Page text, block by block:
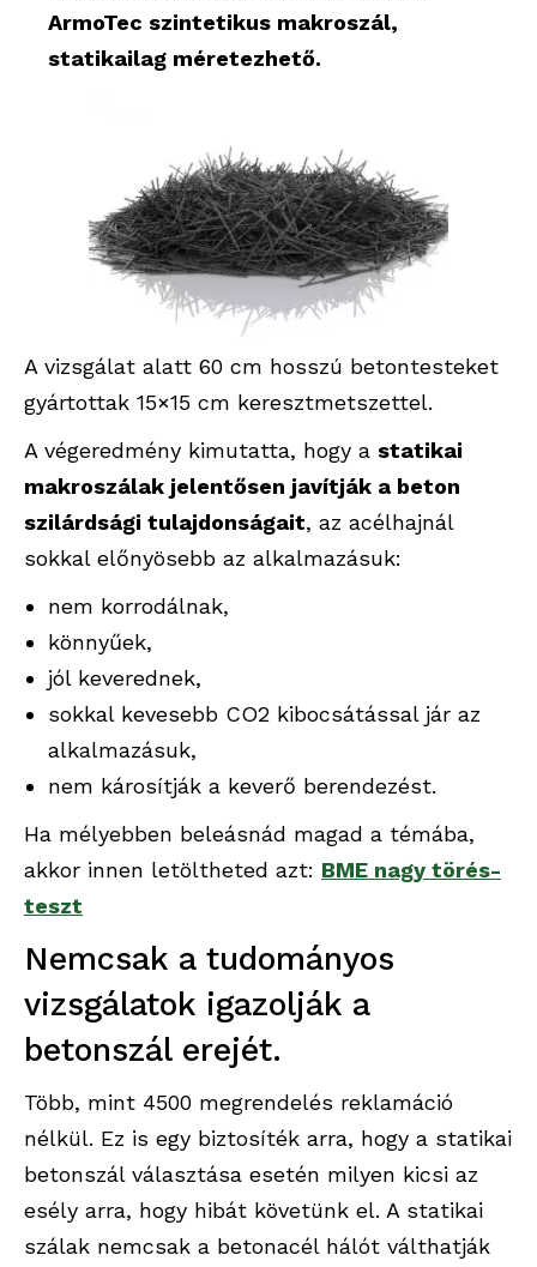
ArmoTec szintetikus makroszál,
statikailag méretezhető.
A vizsgálat alatt 60 cm hosszú betontesteket
gyártottak 15×15 cm keresztmetszettel.
A végeredmény kimutatta, hogy a statikai
makroszálak jelentősen javítják a beton
szilárdsági tulajdonságait, az acélhajnál
sokkal előnyösebb az alkalmazásuk:
nem korrodálnak,
könnyűek,
jól keverednek,
sokkal kevesebb CO2 kibocsátással jár az
alkalmazásuk,
nem károsítják a keverő berendezést.
Ha mélyebben beleásnád magad a témába,
akkor innen letöltheted azt: BME nagy törés-
teszt
Nemcsak a tudományos
vizsgálatok igazolják a
betonszál erejét.
Több, mint 4500 megrendelés reklamáció
nélkül. Ez is egy biztosíték arra, hogy a statikai
betonszál választása esetén milyen kicsi az
esély arra, hogy hibát követünk el. A statikai
szálak nemcsak a betonacél hálót válthatják